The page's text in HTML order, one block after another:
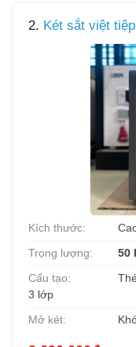
2. Két sắt việt
Kích thước:
Trọng lượng:
50
Cấu tạo:
3 lớp
Mở két: